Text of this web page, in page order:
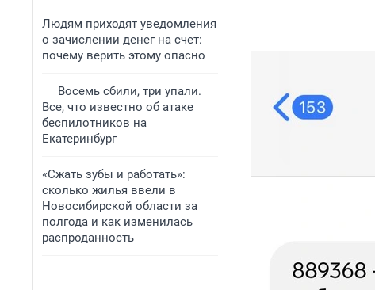
Людям приходят уведомления
о зачислении денег на счет:
почему верить этому опасно
Восемь сбили, три упали.
Все, что известно об атаке
беспилотников на
Екатеринбург
«Сжать зубы и работать»:
сколько жилья ввели в
Новосибирской области за
полгода и как изменилась
распроданность